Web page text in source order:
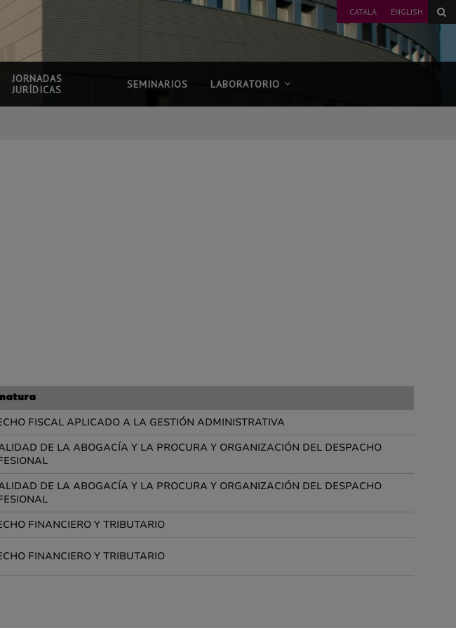
CATALÀ ENGLISH
JORNADAS
JURÍDICAS
SEMINARIOS LABORATORIO